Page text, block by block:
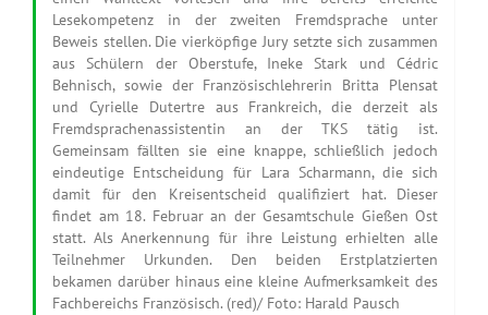
Lesekompetenz in der zweiten Fremdsprache unter
Beweis stellen. Die vierköpfige Jury setzte sich zusammen
aus Schülern der Oberstufe, Ineke Stark und Cédric
Behnisch, sowie der Französischlehrerin Britta Plensat
und Cyrielle Dutertre aus Frankreich, die derzeit als
Fremdsprachenassistentin an der TKS tätig ist.
Gemeinsam fällten sie eine knappe, schließlich jedoch
eindeutige Entscheidung für Lara Scharmann, die sich
damit für den Kreisentscheid qualifiziert hat. Dieser
findet am 18. Februar an der Gesamtschule Gießen Ost
statt. Als Anerkennung für ihre Leistung erhielten alle
Teilnehmer Urkunden. Den beiden Erstplatzierten
bekamen darüber hinaus eine kleine Aufmerksamkeit des
Fachbereichs Französisch. (red)/ Foto: Harald Pausch